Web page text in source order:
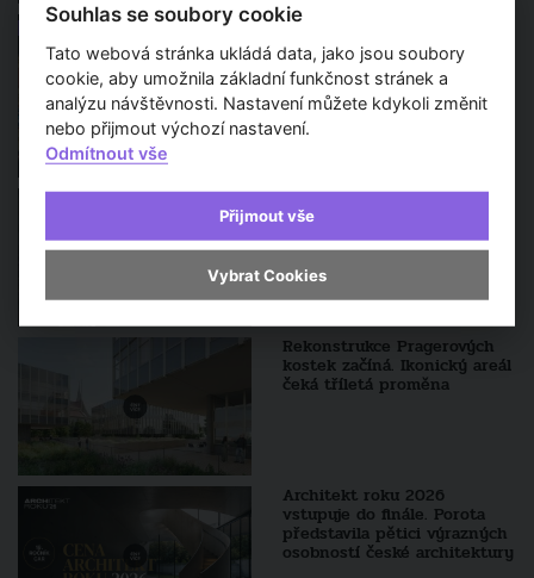
65. díl Skryté poklady architektury
- Palác DRN a
Schönkirchovský palác
Osobnosti současné
architektury -
DOKUMENTÁRNÍ FILM: Zdeněk
Lukeš - 70 let vášně pro
architekturu a historii
Rekonstrukce Pragerových
kostek začíná. Ikonický areál
čeká tříletá proměna
Architekt roku 2026
vstupuje do finále. Porota
představila pětici výrazných
osobností české architektury
Souhlas se soubory cookie
Tato webová stránka ukládá data, jako jsou soubory
cookie, aby umožnila základní funkčnost stránek a
analýzu návštěvnosti. Nastavení můžete kdykoli změnit
nebo přijmout výchozí nastavení.
Odmítnout vše
Přijmout vše
Vybrat Cookies